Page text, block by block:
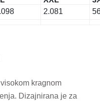
2.081
kragnom
Dizajnirana je za